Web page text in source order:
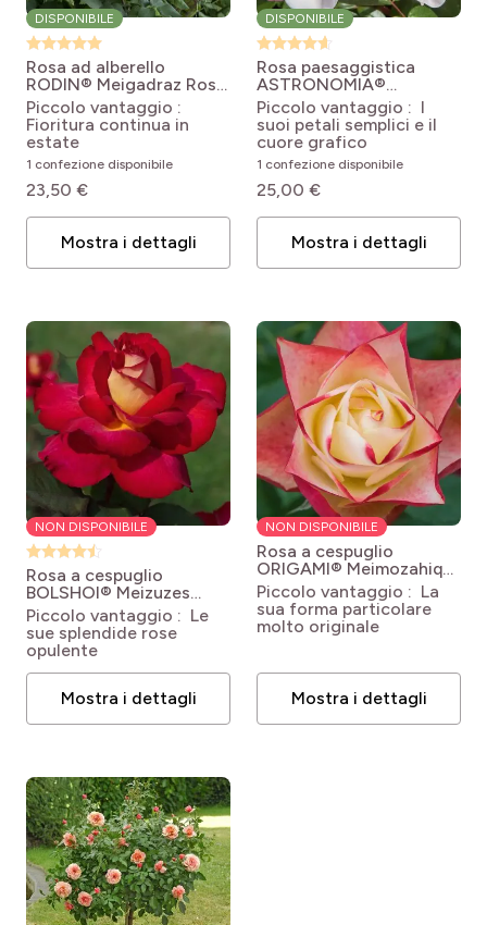
DISPONIBILE
Rosa ad alberello
RODIN® Meigadraz Rosa
Pink Knock Out
('Meigadrazz')
Piccolo vantaggio :
Fioritura continua in
estate
1 confezione disponibile
23,50 €
Mostra i dettagli
DISPONIBILE
Rosa paesaggistica
ASTRONOMIA®
Meiguimov Rosa x
floribunda Astronomia®
Meillandécor®
'Meiguimov'
Piccolo vantaggio : I
suoi petali semplici e il
cuore grafico
1 confezione disponibile
25,00 €
Mostra i dettagli
NON DISPONIBILE
Rosa a cespuglio
BOLSHOI® Meizuzes
Rosa Bolshoï® 'Meizuzes'
Piccolo vantaggio : Le
sue splendide rose
opulente
Mostra i dettagli
NON DISPONIBILE
Rosa a cespuglio
ORIGAMI® Meimozahiq
Rosa 'Meimozahiq'
ORIGAMI®
Piccolo vantaggio : La
sua forma particolare
molto originale
Mostra i dettagli